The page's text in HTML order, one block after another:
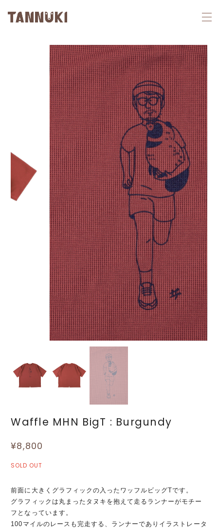
Waffle MHN BigT : Burgundy
¥8,800
SOLD OUT
前面に大きくグラフィックの入ったワッフルビッグTです。
グラフィックは丸まったタヌキを抱えて走るランナーがモチー
フとなっています。
100マイルのレースも完走する、ランナーでありイラストレータ